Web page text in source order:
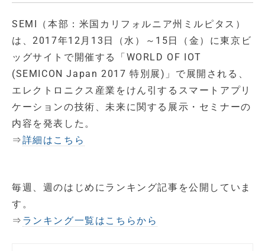
SEMI（本部：米国カリフォルニア州ミルピタス）
は、2017年12月13日（水）～15日（金）に東京ビ
ッグサイトで開催する「WORLD OF IOT
(SEMICON Japan 2017 特別展)」で展開される、
エレクトロニクス産業をけん引するスマートアプリ
ケーションの技術、未来に関する展示・セミナーの
内容を発表した。
⇒詳細はこちら
毎週、週のはじめにランキング記事を公開していま
す。
⇒ ランキング一覧はこちらから